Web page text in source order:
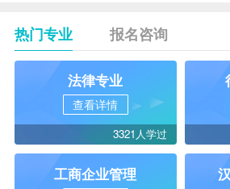
热门专业 报名咨询
法律专业
查看详情
3321人学过
工商企业管理